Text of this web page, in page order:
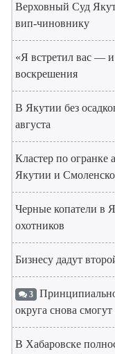
Верховный Суд
вип-чиновнику
«Я встретил вас —
воскрешения
В Якутии без
августа
Кластер по огранке
Якутии и
Черные копатели в
охотников
Бизнесу дадут
3
округа снова
В Хабаровске